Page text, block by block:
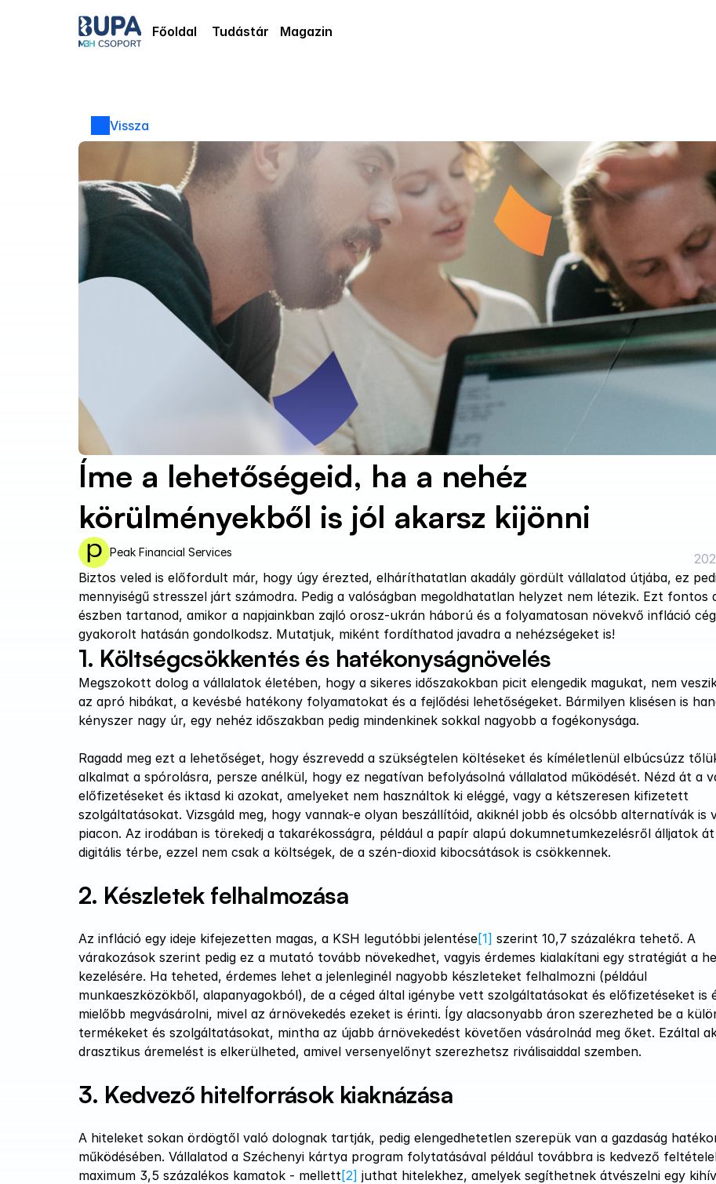
Főoldal Tudástár Magazin
Vissza
Íme a lehetőségeid, ha a nehéz
körülményekből is jól akarsz kijönni
Peak Financial Services
Biztos veled is előfordult már, hogy úgy érezted, elháríthatatlan akadály gördült vállalatod útjába, ez
mennyiségű stresszel járt számodra. Pedig a valóságban megoldhatatlan helyzet nem létezik. Ezt fontos
észben tartanod, amikor a napjainkban zajló orosz-ukrán háború és a folyamatosan növekvő infláció
gyakorolt hatásán gondolkodsz. Mutatjuk, miként fordíthatod javadra a nehézségeket is!
1. Költségcsökkentés és hatékonyságnövelés
Megszokott dolog a vállalatok életében, hogy a sikeres időszakokban picit elengedik magukat, nem
az apró hibákat, a kevésbé hatékony folyamatokat és a fejlődési lehetőségeket. Bármilyen klisésen is
kényszer nagy úr, egy nehéz időszakban pedig mindenkinek sokkal nagyobb a fogékonysága.
Ragadd meg ezt a lehetőséget, hogy észrevedd a szükségtelen költéseket és kíméletlenül elbúcsúzz
alkalmat a spórolásra, persze anélkül, hogy ez negatívan befolyásolná vállalatod működését. Nézd át a
előfizetéseket és iktasd ki azokat, amelyeket nem használtok ki eléggé, vagy a kétszeresen kifizetett
szolgáltatásokat. Vizsgáld meg, hogy vannak-e olyan beszállítóid, akiknél jobb és olcsóbb alternatívák is
piacon. Az irodában is törekedj a takarékosságra, például a papír alapú dokumnetumkezelésről álljatok
digitális térbe, ezzel nem csak a költségek, de a szén-dioxid kibocsátások is csökkennek.
2. Készletek felhalmozása
Az infláció egy ideje kifejezetten magas, a KSH legutóbbi jelentése[1] szerint 10,7 százalékra tehető. A
várakozások szerint pedig ez a mutató tovább növekedhet, vagyis érdemes kialakítani egy stratégiát a
kezelésére. Ha teheted, érdemes lehet a jelenleginél nagyobb készleteket felhalmozni (például
munkaeszközökből, alapanyagokból), de a céged által igénybe vett szolgáltatásokat és előfizetéseket is
mielőbb megvásárolni, mivel az árnövekedés ezeket is érinti. Így alacsonyabb áron szerezheted be a
termékeket és szolgáltatásokat, mintha az újabb árnövekedést követően vásárolnád meg őket. Ezáltal
drasztikus áremelést is elkerülheted, amivel versenyelőnyt szerezhetsz riválisaiddal szemben.
3. Kedvező hitelforrások kiaknázása
A hiteleket sokan ördögtől való dolognak tartják, pedig elengedhetetlen szerepük van a gazdaság
működésében. Vállalatod a Széchenyi kártya program folytatásával például továbbra is kedvező
maximum 3,5 százalékos kamatok - mellett[2] juthat hitelekhez, amelyek segíthetnek átvészelni egy